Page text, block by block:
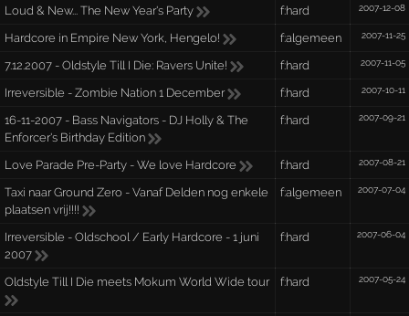
Loud & New... The New Year's Party f:hard 2007-12-08
Hardcore in Empire New York, Hengelo! f:algemeen 2007-11-25
7.12.2007 - Oldstyle Till I Die: Ravers Unite! f:hard 2007-11-05
Irreversible - Zombie Nation 1 December f:hard 2007-10-11
16-11-2007 - Bass Navigators - DJ Holly & The
Enforcer's Birthday Edition
f:hard 2007-09-21
Love Parade Pre-Party - We love Hardcore f:hard 2007-08-21
Taxi naar Ground Zero - Vanaf Delden nog enkele
plaatsen vrij!!!!
f:algemeen 2007-07-04
Irreversible - Oldschool / Early Hardcore - 1 juni
2007
f:hard 2007-06-04
Oldstyle Till I Die meets Mokum World Wide tour f:hard 2007-05-24